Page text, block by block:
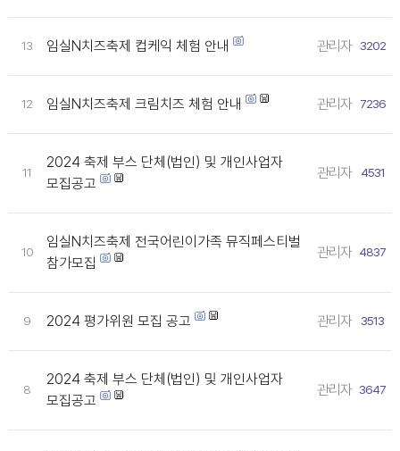
13 임실N치즈축제 컵케익 체험 안내 관리자 3202
12 임실N치즈축제 크림치즈 체험 안내 관리자 7236
11
2024 축제 부스 단체(법인) 및 개인사업자
모집공고
관리자 4531
10
임실N치즈축제 전국어린이가족 뮤직페스티벌
참가모집
관리자 4837
9 2024 평가위원 모집 공고 관리자 3513
8
2024 축제 부스 단체(법인) 및 개인사업자
모집공고
관리자 3647